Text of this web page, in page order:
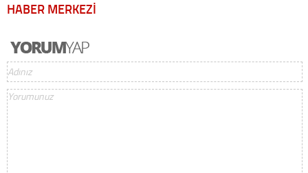
HABER MERKEZİ